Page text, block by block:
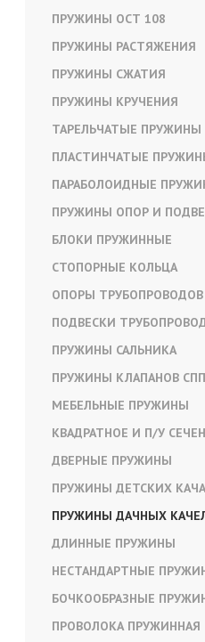
ПРУЖИНЫ ОСТ 108
ПРУЖИНЫ РАСТЯЖЕНИЯ
ПРУЖИНЫ СЖАТИЯ
ПРУЖИНЫ КРУЧЕНИЯ
ТАРЕЛЬЧАТЫЕ ПРУЖИНЫ
ПЛАСТИНЧАТЫЕ
ПАРАБОЛОИДНЫЕ
ПРУЖИНЫ ОПОР И
БЛОКИ ПРУЖИННЫЕ
СТОПОРНЫЕ КОЛЬЦА
ОПОРЫ ТРУБОПРОВОДОВ
ПОДВЕСКИ
ПРУЖИНЫ САЛЬНИКА
ПРУЖИНЫ КЛАПАНОВ
МЕБЕЛЬНЫЕ ПРУЖИНЫ
КВАДРАТНОЕ И П/У
ДВЕРНЫЕ ПРУЖИНЫ
ПРУЖИНЫ ДЕТСКИХ
ПРУЖИНЫ ДАЧНЫХ
ДЛИННЫЕ ПРУЖИНЫ
НЕСТАНДАРТНЫЕ
БОЧКООБРАЗНЫЕ
ПРОВОЛОКА ПРУЖИННАЯ